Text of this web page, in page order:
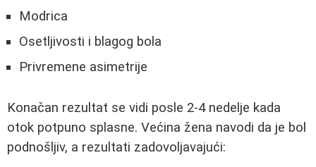
Modrica
Osetljivosti i blagog bola
Privremene asimetrije
Konačan rezultat se vidi posle 2-4 nedelje kada
otok potpuno splasne. Većina žena navodi da je bol
podnošljiv, a rezultati zadovoljavajući: